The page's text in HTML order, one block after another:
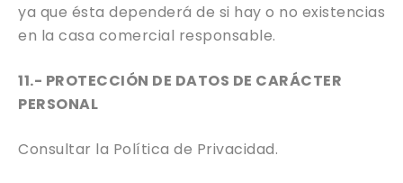
ya que ésta dependerá de si hay o no existencias
en la casa comercial responsable.
11.- PROTECCIÓN DE DATOS DE CARÁCTER
PERSONAL
Consultar la Política de Privacidad.